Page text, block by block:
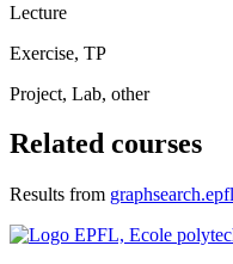
Lecture
Exercise, TP
Project, Lab, other
Related courses
Results from